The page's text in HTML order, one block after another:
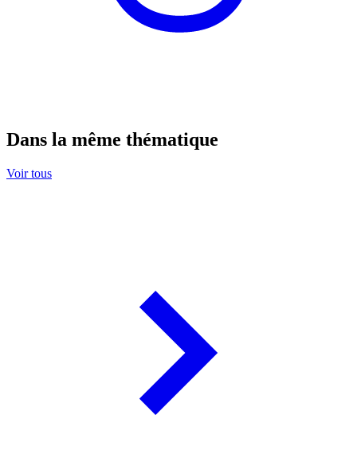
Dans la même thématique
Voir tous